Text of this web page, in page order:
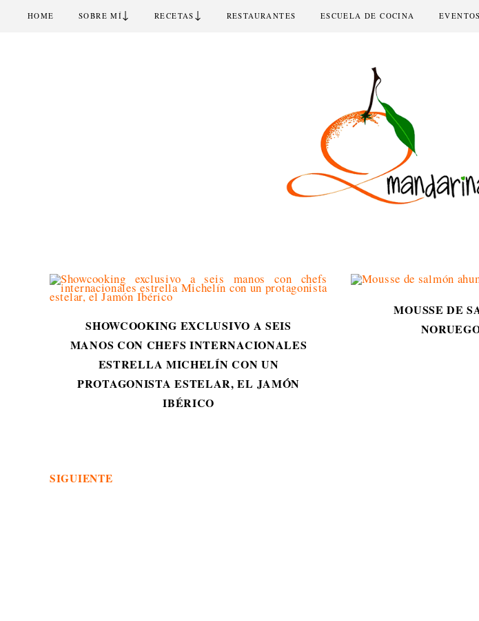
HOME SOBRE MÍ↓ RECETAS ↓ RESTAURANTES ESCUELA DE COCINA
SHOWCOOKING EXCLUSIVO A SEIS
MANOS CON CHEFS INTERNACIONALES
ESTRELLA MICHELÍN CON UN
PROTAGONISTA ESTELAR, EL JAMÓN
IBÉRICO
MOUSSE DE
SIGUIENTE